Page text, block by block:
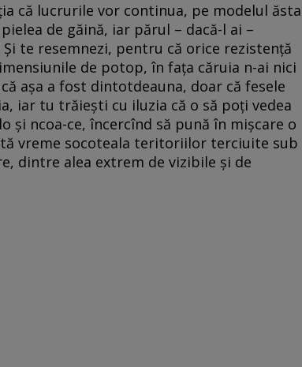
că lucrurile vor continua, pe modelul
de găină, iar părul – dacă-l ai –
te resemnezi, pentru că orice rezistență
de potop, în fața căruia n-ai nici
așa a fost dintotdeauna, doar că fesele
iar tu trăiești cu iluzia că o să poți vedea
și ncoa-ce, încercînd să pună în mișcare o
vreme socoteala teritoriilor terciuite sub
dintre alea extrem de vizibile și de